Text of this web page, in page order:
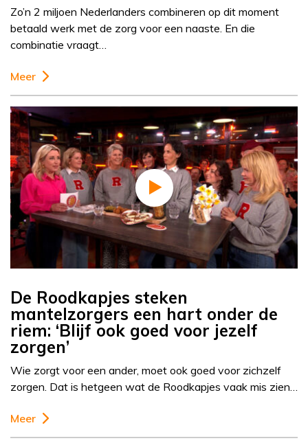
Zo’n 2 miljoen Nederlanders combineren op dit moment
betaald werk met de zorg voor een naaste. En die
combinatie vraagt…
Meer
De Roodkapjes steken
mantelzorgers een hart onder de
riem: ‘Blijf ook goed voor jezelf
zorgen’
Wie zorgt voor een ander, moet ook goed voor zichzelf
zorgen. Dat is hetgeen wat de Roodkapjes vaak mis zien…
Meer